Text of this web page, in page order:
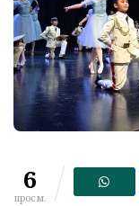
6
просм.